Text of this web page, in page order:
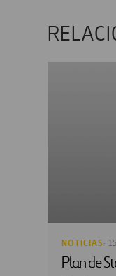
NOTICIAS ·
Plan de